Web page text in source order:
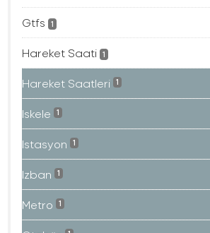
Gtfs 1
Hareket Saati 1
Hareket Saatleri 1
Iskele 1
Istasyon 1
Izban 1
Metro 1